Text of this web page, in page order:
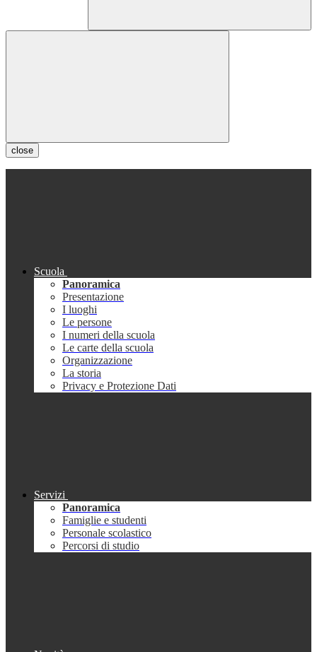
close
Scuola
Panoramica
Presentazione
I luoghi
Le persone
I numeri della scuola
Le carte della scuola
Organizzazione
La storia
Privacy e Protezione Dati
Servizi
Panoramica
Famiglie e studenti
Personale scolastico
Percorsi di studio